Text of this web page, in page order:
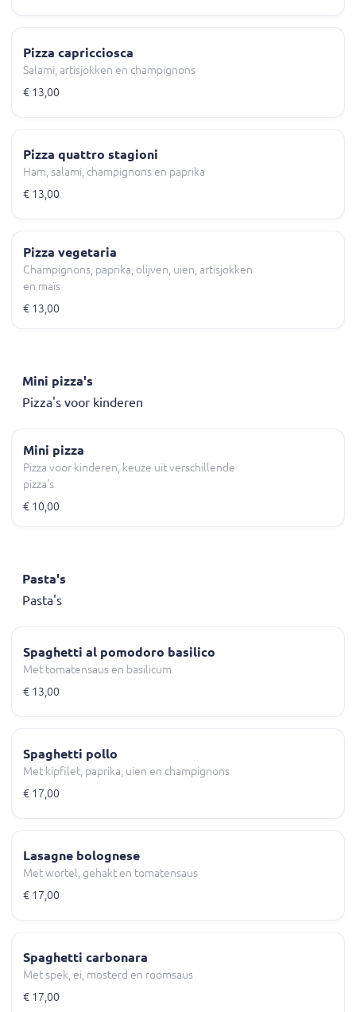
Pizza capricciosca
Salami, artisjokken en champignons
€ 13,00
Pizza quattro stagioni
Ham, salami, champignons en paprika
€ 13,00
Pizza vegetaria
Champignons, paprika, olijven, uien, artisjokken
en maïs
€ 13,00
Mini pizza's
Pizza's voor kinderen
Mini pizza
Pizza voor kinderen, keuze uit verschillende
pizza's
€ 10,00
Pasta's
Pasta's
Spaghetti al pomodoro basilico
Met tomatensaus en basilicum
€ 13,00
Spaghetti pollo
Met kipfilet, paprika, uien en champignons
€ 17,00
Lasagne bolognese
Met wortel, gehakt en tomatensaus
€ 17,00
Spaghetti carbonara
Met spek, ei, mosterd en roomsaus
€ 17,00